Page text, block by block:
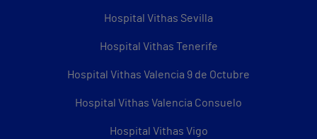
Hospital Vithas Sevilla
Hospital Vithas Tenerife
Hospital Vithas Valencia 9 de Octubre
Hospital Vithas Valencia Consuelo
Hospital Vithas Vigo